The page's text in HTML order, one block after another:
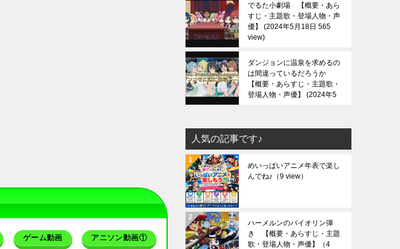
ゲーム動画 アニソン動画①
でるた小劇場 【概要・あら
すじ・主題歌・登場人物・声
優】
2024年5月18日 565
view
ダンジョンに温泉を求めるの
は間違っているだろうか
【概要・あらすじ・主題歌・
登場人物・声優】
2024年5
人気の記事です♪
めいっぱいアニメ年表で楽し
んでね♪ （9 view）
ハーメルンのバイオリン弾
き 【概要・あらすじ・主題
歌・登場人物・声優】
（4